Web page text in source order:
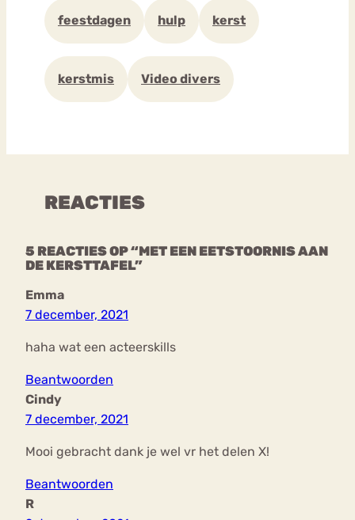
feestdagen hulp kerst
kerstmis Video divers
REACTIES
5 REACTIES OP “MET EEN EETSTOORNIS AAN
DE KERSTTAFEL”
Emma
7 december, 2021
haha wat een acteerskills
Beantwoorden
Cindy
7 december, 2021
Mooi gebracht dank je wel vr het delen X!
Beantwoorden
R